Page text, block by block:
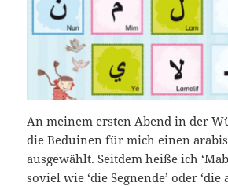
An meinem ersten Abend in der
die Beduinen für mich einen
ausgewählt. Seitdem heiße ich
soviel wie ‘die Segnende’ oder ‘die